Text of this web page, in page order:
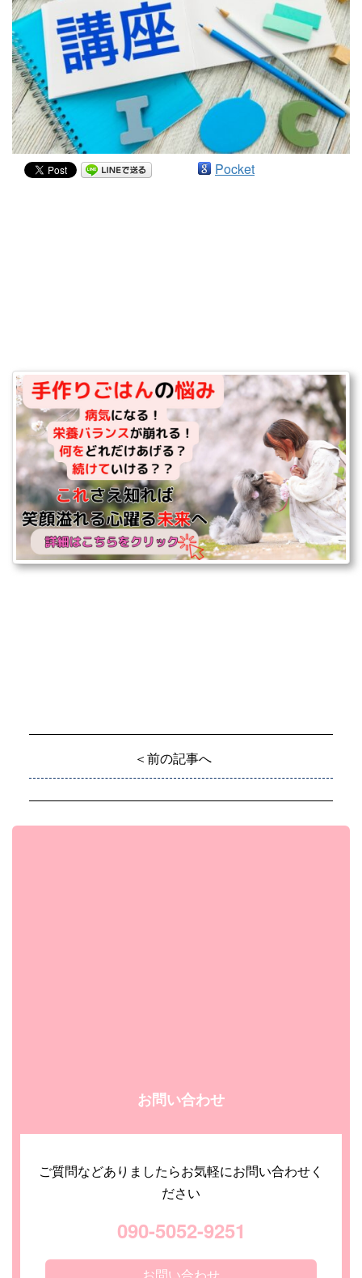
Pocket
＜前の記事へ
お問い合わせ
ご質問などありましたらお気軽にお問い合わせく
ださい
090-5052-9251